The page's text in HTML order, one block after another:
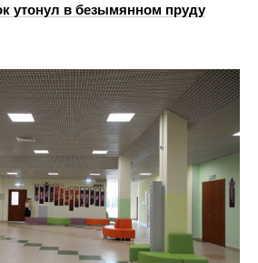
утонул в безымянном пруду